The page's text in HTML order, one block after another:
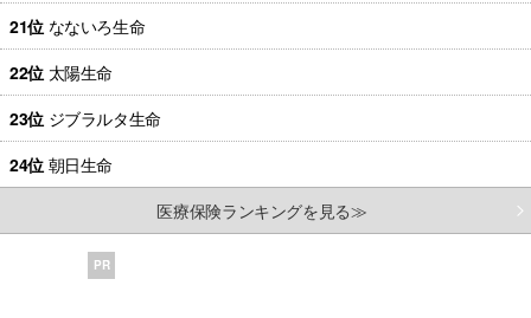
21位 なないろ生命
22位 太陽生命
23位 ジブラルタ生命
24位 朝日生命
医療保険ランキングを見る≫
PR